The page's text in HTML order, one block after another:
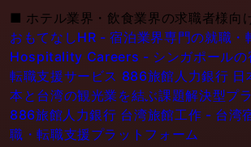
■ ホテル業界・飲食業界の求職者様向
おもてなしHR - 宿泊業界専門の就職・
Hospitality Careers - シンガポールの
転職支援サービス 886旅館人力銀行 日
本と台湾の観光業を結ぶ課題解決型プ
886旅館人力銀行 台湾旅館工作 - 台湾
職・転職支援プラットフォーム